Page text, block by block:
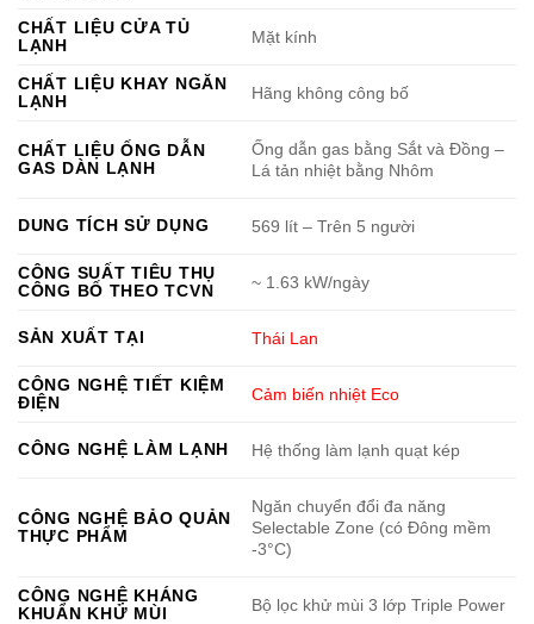
CHẤT LIỆU CỬA TỦ
LẠNH
Mặt kính
CHẤT LIỆU KHAY NGĂN
LẠNH
Hãng không công bố
CHẤT LIỆU ỐNG DẪN
GAS DÀN LẠNH
Ống dẫn gas bằng Sắt và Đồng –
Lá tản nhiệt bằng Nhôm
DUNG TÍCH SỬ DỤNG 569 lít – Trên 5 người
CÔNG SUẤT TIÊU THỤ
CÔNG BỐ THEO TCVN
~ 1.63 kW/ngày
SẢN XUẤT TẠI Thái Lan
CÔNG NGHỆ TIẾT KIỆM
ĐIỆN
Cảm biến nhiệt Eco
CÔNG NGHỆ LÀM LẠNH Hệ thống làm lạnh quạt kép
CÔNG NGHỆ BẢO QUẢN
THỰC PHẨM
Ngăn chuyển đổi đa năng
Selectable Zone (có Đông mềm
-3°C)
CÔNG NGHỆ KHÁNG
KHUẨN KHỬ MÙI
Bộ lọc khử mùi 3 lớp Triple Power